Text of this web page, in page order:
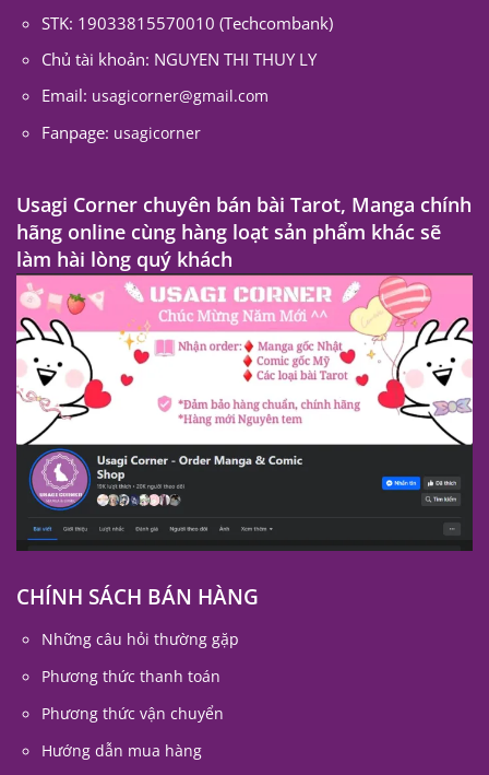
STK: 19033815570010 (Techcombank)
Chủ tài khoản: NGUYEN THI THUY LY
Email: usagicorner@gmail.com
Fanpage: usagicorner
Usagi Corner chuyên bán bài Tarot, Manga chính
hãng online cùng hàng loạt sản phẩm khác sẽ
làm hài lòng quý khách
CHÍNH SÁCH BÁN HÀNG
Những câu hỏi thường gặp
Phương thức thanh toán
Phương thức vận chuyển
Hướng dẫn mua hàng